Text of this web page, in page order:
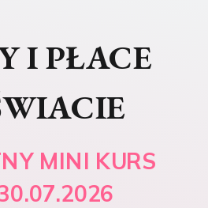
MINI KURS
I PŁACE